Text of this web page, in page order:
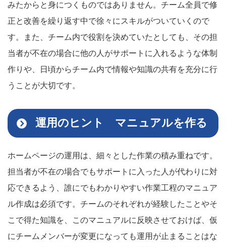
みたからと身につくものではありません。チーム全員で修
正と改善を繰り返す中で徐々にスキルがついていくので
す。また、チーム内で役割を決めていたとしても、その担
当者が不在の場合に他の人がサポートに入れるような体制
作りや、日頃からチーム内で情報や知識の共有を充分に行
うことが大切です。
運用のヒント マニュアルを作る
ホームページの運用は、細々とした作業の積み重ねです。
担当者が不在の場合でもサポートに入った人が代わりに対
応できるよう、誰にでもわかりやすい作業工程のマニュア
ル作成は必須です。チームのそれぞれが経験したことやそ
こで得た知識を、このマニュアルに反映させておけば、仮
にチームメンバーが変更になっても運用が止まることはな